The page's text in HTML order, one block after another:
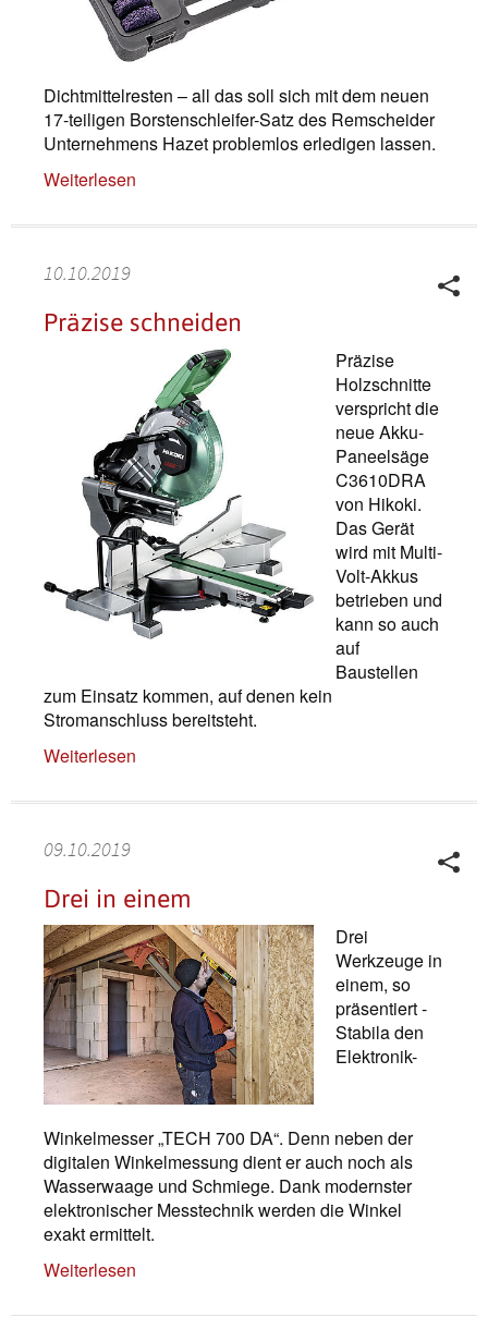
Dichtmittelresten – all das soll sich mit dem neuen
17-teiligen Borstenschleifer-Satz des Remscheider
Unternehmens ­Hazet problemlos erledigen lassen.
Weiterlesen
10.10.2019
Präzise schneiden
Präzise
Holzschnitte
verspricht die
neue Akku-
Paneelsäge
C3610DRA
von Hikoki.
Das Gerät
wird mit Multi-
Volt-Akkus
betrieben und
kann so auch
auf
Baustellen
zum Einsatz kommen, auf denen kein
Stromanschluss bereitsteht.
Weiterlesen
09.10.2019
Drei in einem
Drei
Werkzeuge in
einem, so
präsentiert ­
Stabila den
Elektronik-
Winkelmesser „TECH 700 DA“. Denn neben der
digitalen Winkelmessung dient er auch noch als
Wasserwaage und Schmiege. Dank modernster
elektronischer Messtechnik werden die Winkel
exakt ermittelt.
Weiterlesen